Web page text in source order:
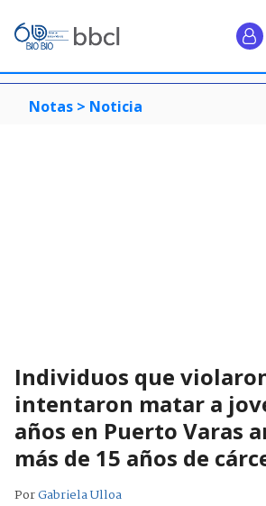
Notas > Noticia
Individuos que
intentaron matar a
años en Puerto Varas
más de 15 años de
PorGabriela Ulloa